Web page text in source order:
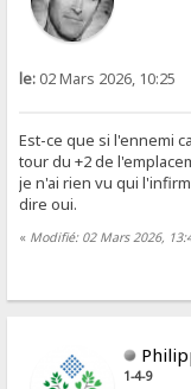
le: 02 Mars 2026, 10:25
Est-ce que si l'ennemi
tour du +2 de
je n'ai rien vu qui
dire oui.
« Modifié: 02 Mars 2026,
1-4-9